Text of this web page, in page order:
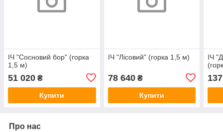
ІЧ "Сосновий бор" (горка
1,5 м)
51 020 ₴
Купити
ІЧ "Лісовий" (горка 1,5 м)
78 640₴
Купити
ІЧ
Про нас